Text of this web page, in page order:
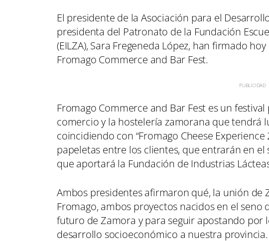
El presidente de la Asociación para el
presidenta del Patronato de la Fundación
(EILZA), Sara Fregeneda López, han firmado
Fromago Commerce and Bar Fest.
Fromago Commerce and Bar Fest es un
comercio y la hostelería zamorana que tendrá
coincidiendo con “Fromago Cheese
papeletas entre los clientes, que entrarán en el
que aportará la Fundación de Industrias
Ambos presidentes afirmaron qué, la unión de
Fromago, ambos proyectos nacidos en el seno
futuro de Zamora y para seguir apostando por
desarrollo socioeconómico a nuestra provincia.